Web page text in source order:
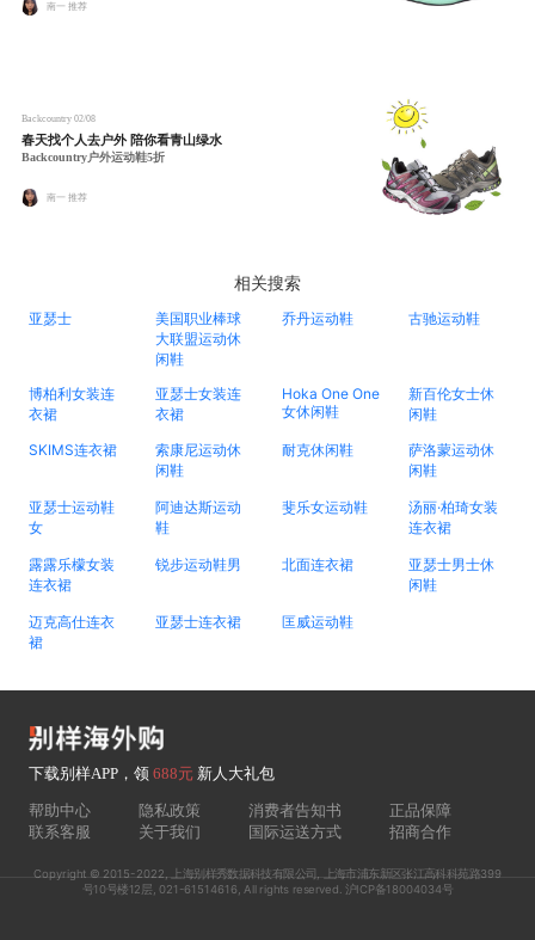
南一 推荐
Backcountry 02/08
春天找个人去户外 陪你看青山绿水
Backcountry户外运动鞋5折
南一 推荐
相关搜索
亚瑟士
美国职业棒球
大联盟运动休
闲鞋
乔丹运动鞋 古驰运动鞋
博柏利女装连
衣裙
亚瑟士女装连
衣裙
Hoka One One
女休闲鞋
新百伦女士休
闲鞋
SKIMS连衣裙
索康尼运动休
闲鞋
耐克休闲鞋
萨洛蒙运动休
闲鞋
亚瑟士运动鞋
女
阿迪达斯运动
鞋
斐乐女运动鞋
汤丽·柏琦女装
连衣裙
露露乐檬女装
连衣裙
锐步运动鞋男 北面连衣裙
亚瑟士男士休
闲鞋
迈克高仕连衣
裙
亚瑟士连衣裙 匡威运动鞋
下载别样APP，领 688元新人大礼包
帮助中心 隐私政策 消费者告知书
正品保障
联系客服
关于我们 国际运送方式 招商合作
Copyright © 2015-2022, 上海别样秀数据科技有限公司, 上海市浦东新区张江高科科苑路399
号10号楼12层, 021-61514616, All rights reserved. 沪ICP备18004034号